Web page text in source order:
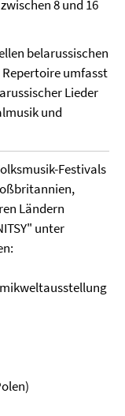
8 und 16
belarussischen
umfasst
Lieder
und
Festivals
Ländern
unter